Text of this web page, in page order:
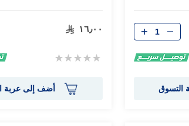
الكمية
التسوق
١٦٫٠٠
Rating:
أضف إلى عربة